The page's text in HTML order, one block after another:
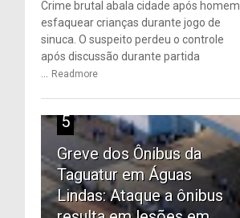
Crime brutal abala cidade após homem
esfaquear crianças durante jogo de
sinuca. O suspeito perdeu o controle
após discussão durante partida
Readmore
5
Greve dos Ônibus da
Taguatur em Águas
Lindas: Ataque a ônibus